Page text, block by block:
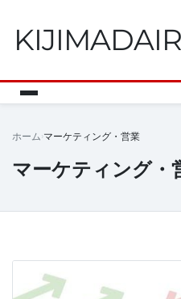
ホーム マーケティング・営業
マーケティング・